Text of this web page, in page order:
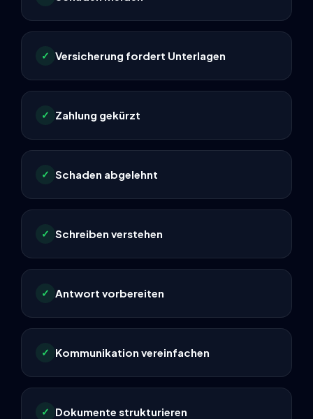
✓ Versicherung fordert Unterlagen
✓ Zahlung gekürzt
✓ Schaden abgelehnt
✓ Schreiben verstehen
✓ Antwort vorbereiten
✓ Kommunikation vereinfachen
✓ Dokumente strukturieren